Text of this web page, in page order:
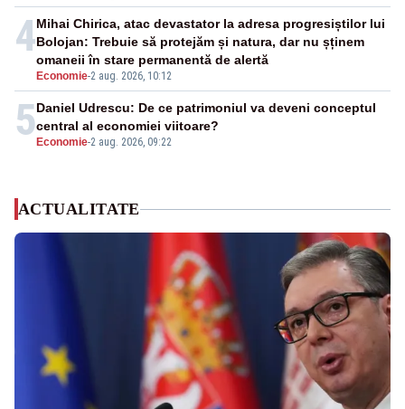
4
Economie-2 aug. 2026, 10:12
Mihai Chirica, atac devastator la adresa progresiștilor lui
Bolojan: Trebuie să protejăm și natura, dar nu șținem
omaneii în stare permanentă de alertă
5 Economie-2 aug. 2026, 09:22
Daniel Udrescu: De ce patrimoniul va deveni conceptul
central al economiei viitoare?
ACTUALITATE